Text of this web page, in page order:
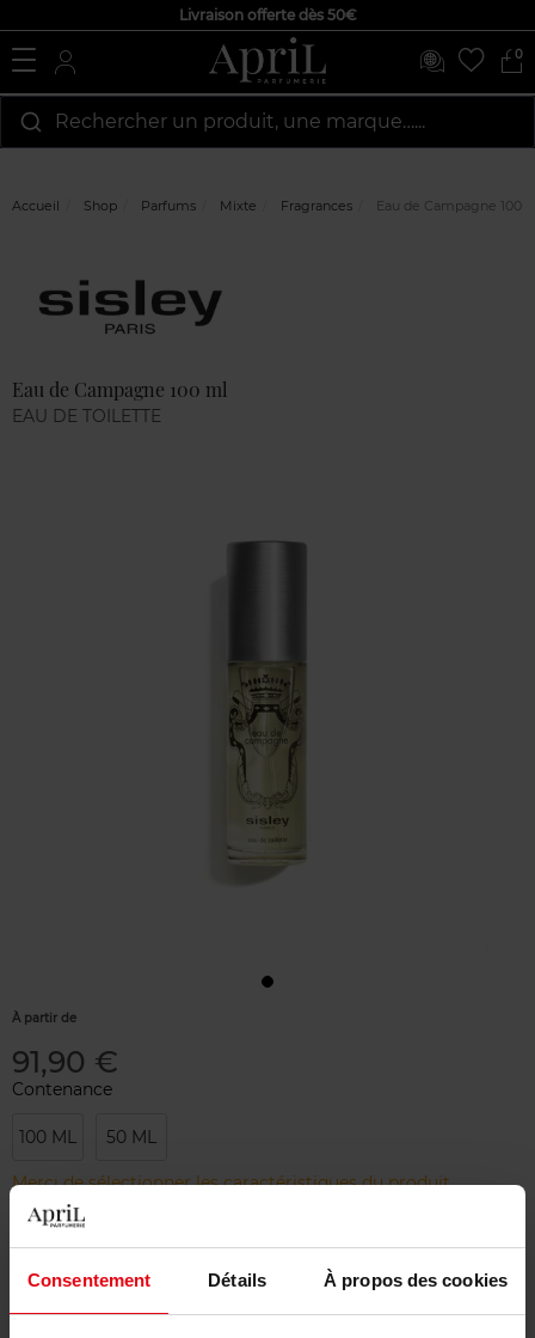
Consentement Détails À propos des cookies
Livraison offerte dès 50€
0
Rechercher un produit, une marque…...
Accueil Shop Parfums Mixte Fragrances Eau de Campagne 100
Eau de Campagne 100 ml
EAU DE TOILETTE
À partir de
91,90 €
Contenance
100 ML 50 ML
Merci de sélectionner les caractéristiques du produit.